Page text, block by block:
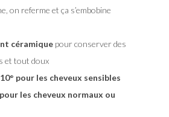
on referme et ça s’embobine
céramiquepour conserver des
et tout doux
pour les cheveux sensibles
les cheveux normaux ou